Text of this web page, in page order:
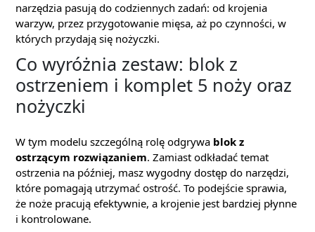
narzędzia pasują do codziennych zadań: od krojenia
warzyw, przez przygotowanie mięsa, aż po czynności, w
których przydają się nożyczki.
Co wyróżnia zestaw: blok z
ostrzeniem i komplet 5 noży oraz
nożyczki
W tym modelu szczególną rolę odgrywa blok z
ostrzącym rozwiązaniem. Zamiast odkładać temat
ostrzenia na później, masz wygodny dostęp do narzędzi,
które pomagają utrzymać ostrość. To podejście sprawia,
że noże pracują efektywnie, a krojenie jest bardziej płynne
i kontrolowane.